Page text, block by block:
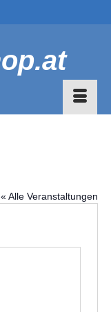
« Alle Veranstaltungen